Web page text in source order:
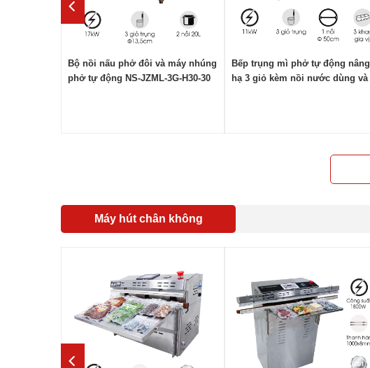
Bộ nồi nấu phở đôi và máy nhúng
phở tự động NS-JZML-3G-H30-30
Bếp trụng mì phở tự động nâng
hạ 3 giỏ kèm nồi nước dùng và
Máy hút chân không